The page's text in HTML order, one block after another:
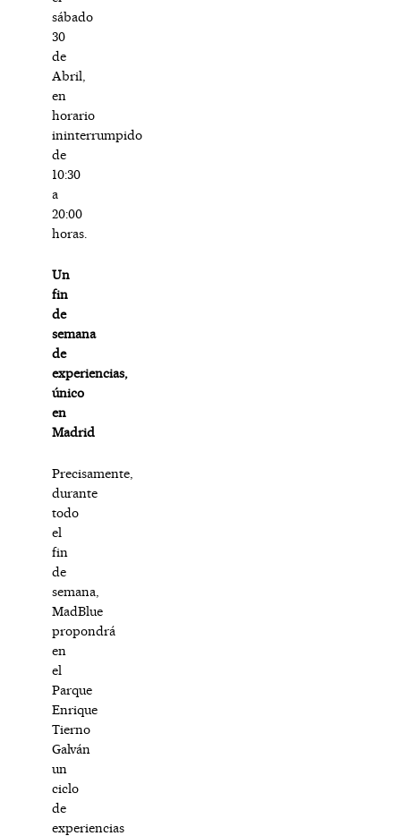
sábado
30
de
Abril,
en
horario
ininterrumpido
de
10:30
a
20:00
horas.
Un
fin
de
semana
de
experiencias,
único
en
Madrid
Precisamente,
durante
todo
el
fin
de
semana,
MadBlue
propondrá
en
el
Parque
Enrique
Tierno
Galván
un
ciclo
de
experiencias